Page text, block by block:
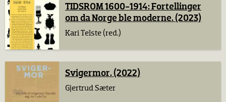
TIDSROM 1600-1914: Fortellinger
om da Norge ble moderne. (2023)
Kari Telste (red.)
Svigermor. (2022)
Gjertrud Sæter